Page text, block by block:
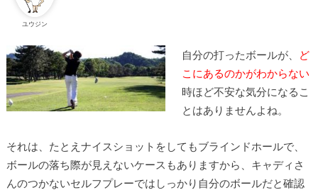
ユウジン
自分の打ったボールが、
ど
こにあるのかがわからない
時ほど不安な気分になるこ
とはありませんよね。
それは、たとえナイスショットをしてもブラインドホールで、
ボールの落ち際が見えないケースもありますから、キャディさ
んのつかないセルフプレーではしっかり自分のボールだと確認